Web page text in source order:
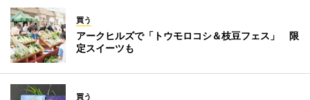
買う
アークヒルズで「トウモロコシ＆枝豆フェス」 限
定スイーツも
買う